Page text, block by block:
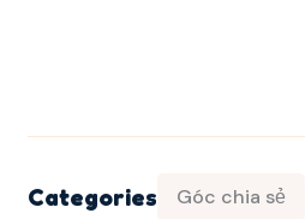
Categories
Góc chia sẻ